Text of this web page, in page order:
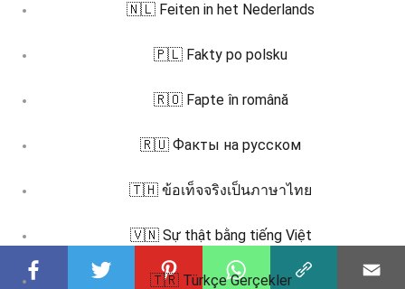
🇳🇱 Feiten in het Nederlands
🇵🇱 Fakty po polsku
🇷🇴 Fapte în română
🇷🇺 Факты на русском
🇹🇭 ข้อเท็จจริงเป็นภาษาไทย
🇻🇳 Sự thật bằng tiếng Việt
🇹🇷 Türkçe Gerçekler